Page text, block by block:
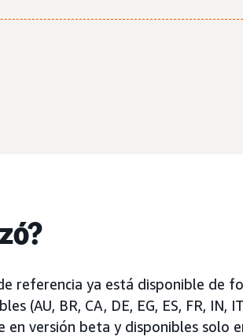
referencia ya está disponible de
(AU, BR, CA, DE, EG, ES, FR, IN,
en versión beta y disponibles solo